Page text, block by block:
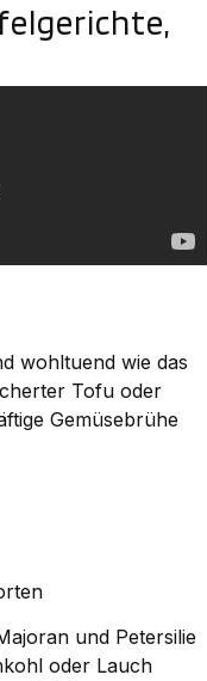
wohltuend wie das
Tofu oder
Gemüsebrühe
und Petersilie
oder Lauch